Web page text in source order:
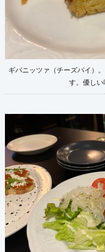
ギバニッツァ（チーズパイ）
す。優しい